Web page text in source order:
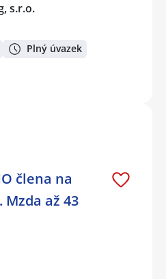
s.r.o.
Plný úvazek
člena na
až 43